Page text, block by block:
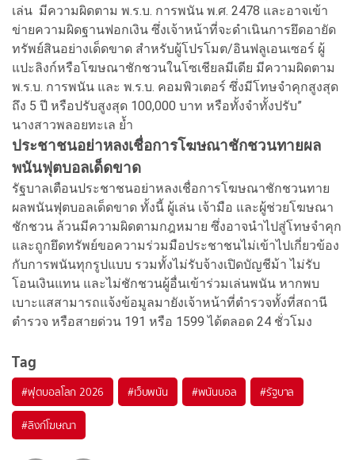
เล่น มีความผิดตาม พ.ร.บ. การพนัน พ.ศ. 2478 และอาจเข้า
ข่ายความผิดฐานฟอกเงิน ซึ่งเจ้าหน้าที่จะดำเนินการยึดอายัด
ทรัพย์สินอย่างเด็ดขาด สำหรับผู้โปรโมต/อินฟลูเอนเซอร์ ผู้
แปะลิงก์หรือโฆษณาชักชวนในโซเชียลมีเดีย มีความผิดตาม
พ.ร.บ. การพนัน และ พ.ร.บ. คอมพิวเตอร์ ซึ่งมีโทษจำคุกสูงสุด
ถึง 5 ปี หรือปรับสูงสุด 100,000 บาท หรือทั้งจำทั้งปรับ”
นางสาวพลอยทะเล ย้ำ
ประชาชนอย่าหลงเชื่อการโฆษณาชักชวนทายผล
พนันฟุตบอลเด็ดขาด
รัฐบาลเตือนประชาชนอย่าหลงเชื่อการโฆษณาชักชวนทาย
ผลพนันฟุตบอลเด็ดขาด ทั้งนี้ ผู้เล่น เจ้ามือ และผู้ช่วยโฆษณา
ชักชวน ล้วนมีความผิดตามกฎหมาย ซึ่งอาจนำไปสู่โทษจำคุก
และถูกยึดทรัพย์ขอความร่วมมือประชาชนไม่เข้าไปเกี่ยวข้อง
กับการพนันทุกรูปแบบ รวมทั้งไม่รับจ้างเปิดบัญชีม้า ไม่รับ
โอนเงินแทน และไม่ชักชวนผู้อื่นเข้าร่วมเล่นพนัน หากพบ
เบาะแสสามารถแจ้งข้อมูลมายังเจ้าหน้าที่ตำรวจทั้งที่สถานี
ตำรวจ หรือสายด่วน 191 หรือ 1599 ได้ตลอด 24 ชั่วโมง
Tag
#ฟุตบอลโลก 2026 #เว็บพนัน #พนันบอล #รัฐบาล
#ลิงก์โฆษณา